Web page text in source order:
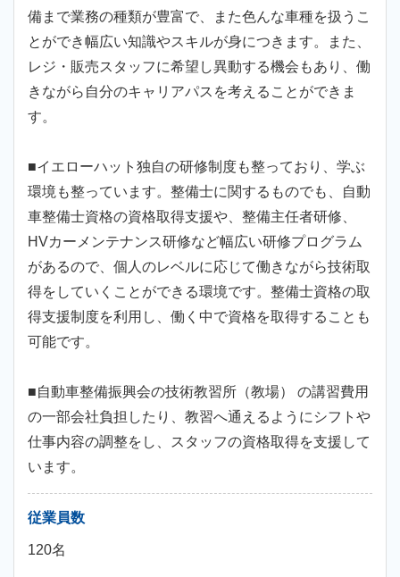
備まで業務の種類が豊富で、また色んな車種を扱うこ
とができ幅広い知識やスキルが身につきます。また、
レジ・販売スタッフに希望し異動する機会もあり、働
きながら自分のキャリアパスを考えることができま
す。
■イエローハット独自の研修制度も整っており、学ぶ
環境も整っています。整備士に関するものでも、自動
車整備士資格の資格取得支援や、整備主任者研修、
HVカーメンテナンス研修など幅広い研修プログラム
があるので、個人のレベルに応じて働きながら技術取
得をしていくことができる環境です。整備士資格の取
得支援制度を利用し、働く中で資格を取得することも
可能です。
■自動車整備振興会の技術教習所（教場） の講習費用
の一部会社負担したり、教習へ通えるようにシフトや
仕事内容の調整をし、スタッフの資格取得を支援して
います。
従業員数
120名